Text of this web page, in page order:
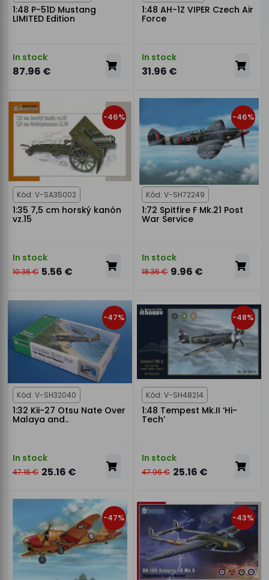
1:48 P-51D Mustang
LIMITED Edition
In stock
87.96 €
1:48 AH-1Z VIPER Czech Air
Force
In stock
31.96 €
-46%
Kód: V-SA35002
1:35 7,5 cm horský kanón
vz.15
In stock
10.36 € 5.56 €
-46%
Kód: V-SH72249
1:72 Spitfire F Mk.21 Post
War Service
In stock
18.36 € 9.96 €
-47%
Kód: V-SH32040
1:32 Kii-27 Otsu Nate Over
Malaya and..
In stock
47.16 € 25.16 €
-48%
Kód: V-SH48214
1:48 Tempest Mk.II ‘Hi-
Tech’
In stock
47.96 € 25.16 €
-47% -43%